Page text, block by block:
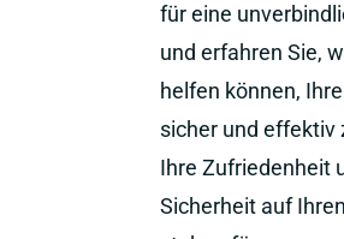
für eine
und erfahren Sie,
helfen können,
sicher und effektiv
Ihre Zufriedenheit
Sicherheit auf